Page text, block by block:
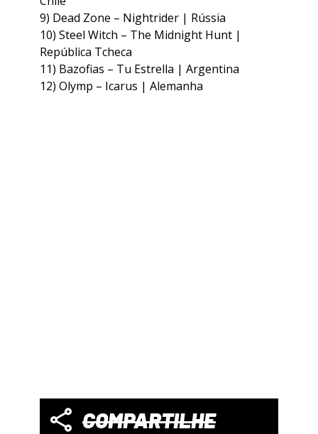
9) Dead Zone – Nightrider | Rússia
10) Steel Witch – The Midnight Hunt |
República Tcheca
11) Bazofias – Tu Estrella | Argentina
12) Olymp – Icarus | Alemanha
COMPARTILHE